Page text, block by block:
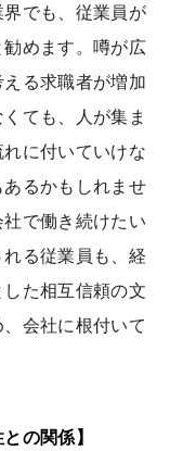
でも、従業員が
めます。噂が広
る求職者が増加
ても、人が集ま
に付いていけな
るかもしれませ
で働き続けたい
る従業員も、経
た相互信頼の文
会社に根付いて
の関係】